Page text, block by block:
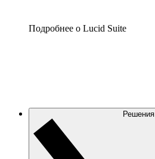
Подробнее о Lucid Suite
Решения